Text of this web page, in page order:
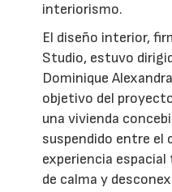
interiorismo.
El diseño interior,
Studio, estuvo
Dominique
objetivo del
una vivienda
suspendido entre el
experiencia
de calma y